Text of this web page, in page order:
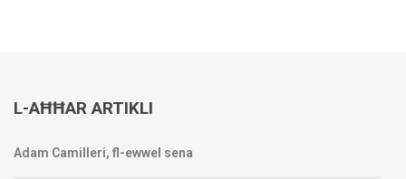
L-AĦĦAR ARTIKLI
Adam Camilleri, fl-ewwel sena